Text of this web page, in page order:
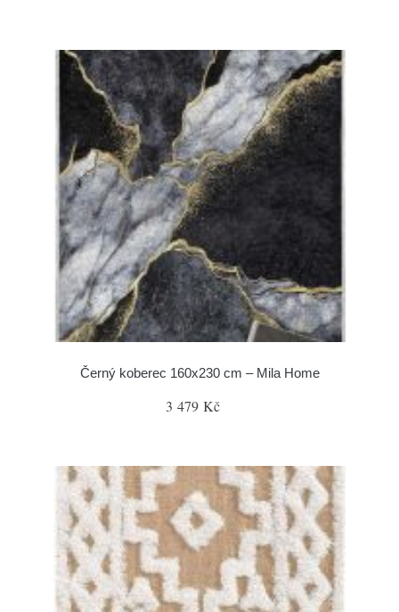
Černý koberec 160x230 cm – Mila Home
3 479 Kč